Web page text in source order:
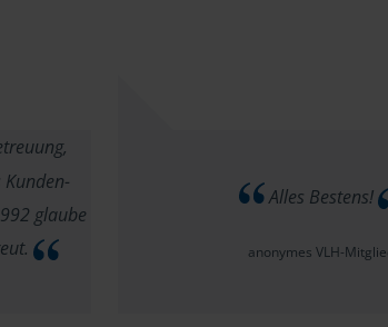
glaube
Alles Bestens!
anonymes VLH-